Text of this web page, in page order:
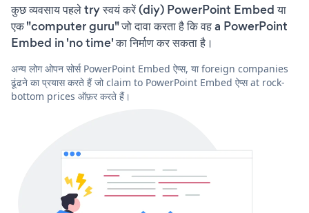
कुछ व्यवसाय पहले try स्वयं करें (diy) PowerPoint Embed या
एक "computer guru" जो दावा करता है कि वह a PowerPoint
Embed in 'no time' का निर्माण कर सकता है।
अन्य लोग ओपन सोर्स PowerPoint Embed ऐप्स, या foreign companies
ढूंढने का प्रयास करते हैं जो claim to PowerPoint Embed ऐप्स at rock-
bottom prices ऑफ़र करते हैं।